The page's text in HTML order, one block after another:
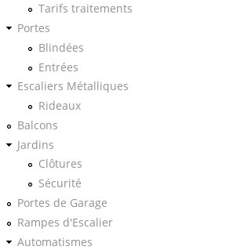
Tarifs traitements
Portes
Blindées
Entrées
Escaliers Métalliques
Rideaux
Balcons
Jardins
Clôtures
Sécurité
Portes de Garage
Rampes d'Escalier
Automatismes